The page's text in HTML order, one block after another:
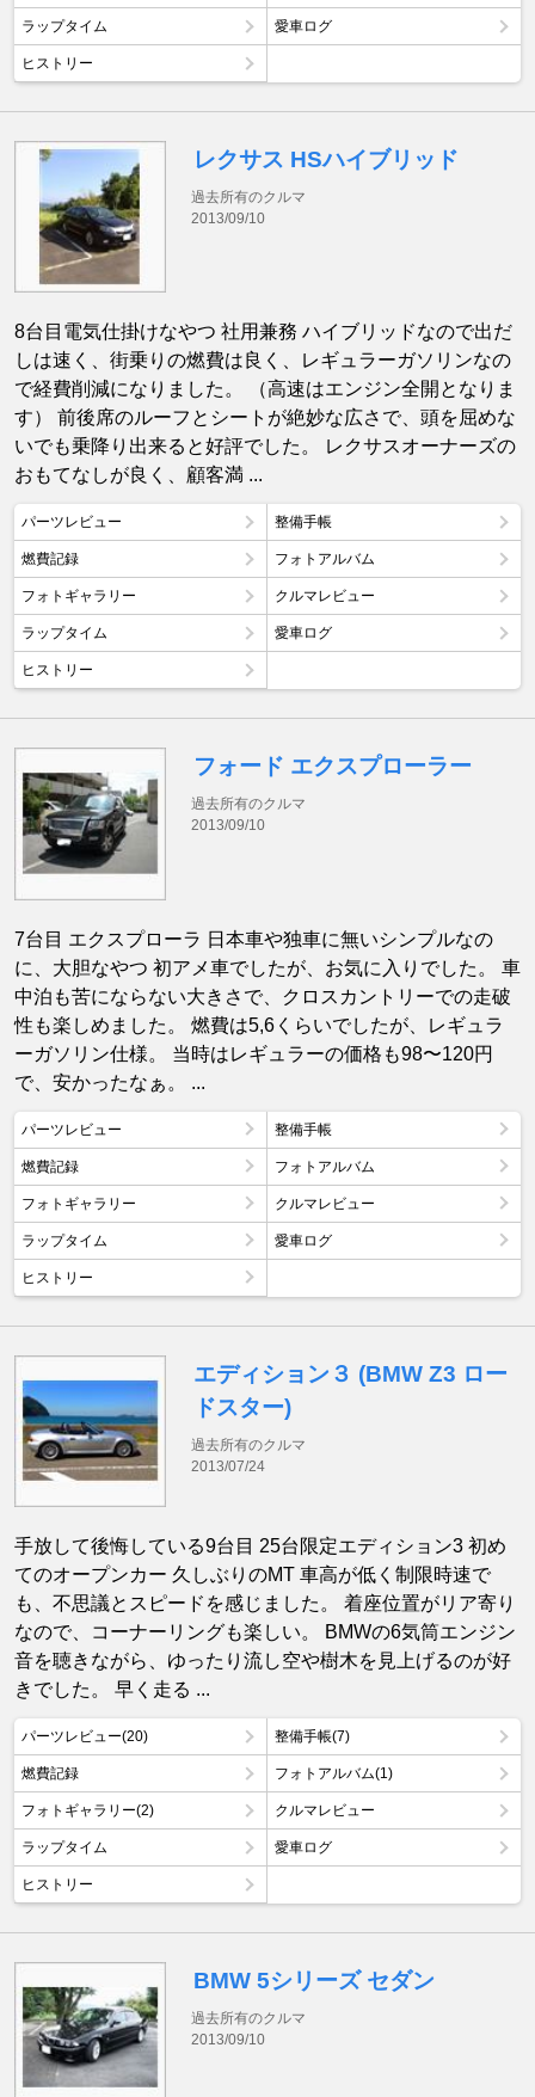
ラップタイム 愛車ログ
ヒストリー
レクサス HSハイブリッド
過去所有のクルマ
2013/09/10
8台目電気仕掛けなやつ 社用兼務 ハイブリッドなので出だ
しは速く、街乗りの燃費は良く、レギュラーガソリンなの
で経費削減になりました。 （高速はエンジン全開となりま
す） 前後席のルーフとシートが絶妙な広さで、頭を屈めな
いでも乗降り出来ると好評でした。 レクサスオーナーズの
おもてなしが良く、顧客満 ...
パーツレビュー 整備手帳
燃費記録 フォトアルバム
フォトギャラリー クルマレビュー
ラップタイム 愛車ログ
ヒストリー
フォード エクスプローラー
過去所有のクルマ
2013/09/10
7台目 エクスプローラ 日本車や独車に無いシンプルなの
に、大胆なやつ 初アメ車でしたが、お気に入りでした。 車
中泊も苦にならない大きさで、クロスカントリーでの走破
性も楽しめました。 燃費は5,6くらいでしたが、レギュラ
ーガソリン仕様。 当時はレギュラーの価格も98〜120円
で、安かったなぁ。 ...
パーツレビュー 整備手帳
燃費記録 フォトアルバム
フォトギャラリー クルマレビュー
ラップタイム 愛車ログ
ヒストリー
エディション３ (BMW Z3 ロー
ドスター)
過去所有のクルマ
2013/07/24
手放して後悔している9台目 25台限定エディション3 初め
てのオープンカー 久しぶりのMT 車高が低く制限時速で
も、不思議とスピードを感じました。 着座位置がリア寄り
なので、コーナーリングも楽しい。 BMWの6気筒エンジン
音を聴きながら、ゆったり流し空や樹木を見上げるのが好
きでした。 早く走る ...
パーツレビュー(20) 整備手帳(7)
燃費記録 フォトアルバム(1)
フォトギャラリー(2) クルマレビュー
ラップタイム 愛車ログ
ヒストリー
BMW 5シリーズ セダン
過去所有のクルマ
2013/09/10